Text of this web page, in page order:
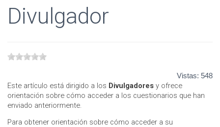
Divulgador
Vistas: 548
Este artículo está dirigido a los Divulgadores y ofrece
orientación sobre cómo acceder a los cuestionarios que han
enviado anteriormente.
Para obtener orientación sobre cómo acceder a su